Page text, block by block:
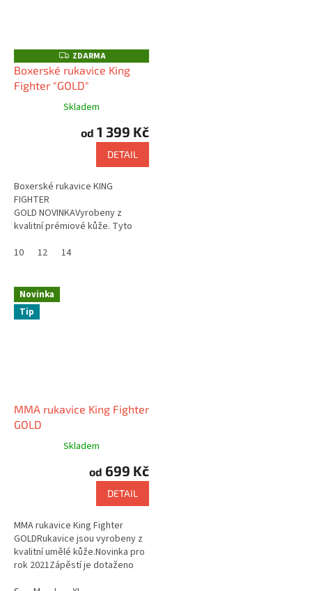
Z
D
A
R
A
ZDARMA
Boxerské rukavice King
Fighter "GOLD"
Skladem
od 1 399 Kč
DETAIL
Boxerské rukavice KING
FIGHTER
GOLD NOVINKAVyrobeny z
kvalitní prémiové kůže. Tyto
použít pro závodní, i tréninkové
10 12 14
Novinka
Tip
MMA rukavice King Fighter
GOLD
Skladem
od 699 Kč
DETAIL
MMA rukavice King Fighter
GOLDRukavice jsou vyrobeny z
kvalitní umělé kůže.Novinka pro
rok 2021Zápěstí je dotaženo